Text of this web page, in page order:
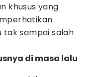
khusus yang
tak sampai salah
di masa lalu